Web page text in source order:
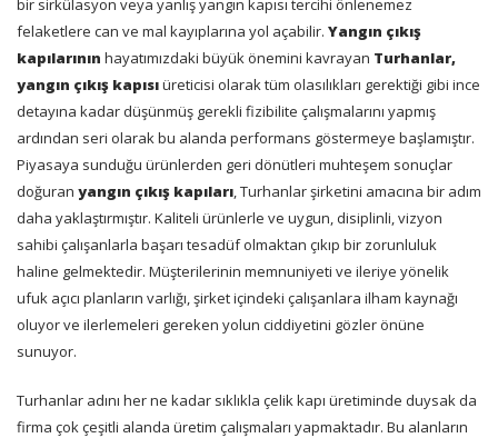
bir sirkülasyon veya yanlış yangın kapısı tercihi önlenemez
felaketlere can ve mal kayıplarına yol açabilir. Yangın çıkış
kapılarının hayatımızdaki büyük önemini kavrayan Turhanlar,
yangın çıkış kapısıüreticisi olarak tüm olasılıkları gerektiği gibi ince
detayına kadar düşünmüş gerekli fizibilite çalışmalarını yapmış
ardından seri olarak bu alanda performans göstermeye başlamıştır.
Piyasaya sunduğu ürünlerden geri dönütleri muhteşem sonuçlar
doğuran yangın çıkış kapıları, Turhanlar şirketini amacına bir adım
daha yaklaştırmıştır. Kaliteli ürünlerle ve uygun, disiplinli, vizyon
sahibi çalışanlarla başarı tesadüf olmaktan çıkıp bir zorunluluk
haline gelmektedir. Müşterilerinin memnuniyeti ve ileriye yönelik
ufuk açıcı planların varlığı, şirket içindeki çalışanlara ilham kaynağı
oluyor ve ilerlemeleri gereken yolun ciddiyetini gözler önüne
sunuyor.
Turhanlar adını her ne kadar sıklıkla çelik kapı üretiminde duysak da
firma çok çeşitli alanda üretim çalışmaları yapmaktadır. Bu alanların